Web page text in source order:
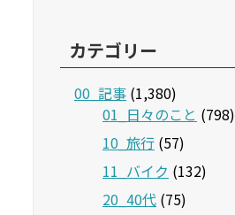
カテゴリー
00_記事 (1,380)
01_日々のこと (798)
10_旅行 (57)
11_バイク (132)
20_40代 (75)